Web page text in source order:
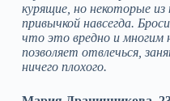
курящие, но некоторые из
привычкой навсегда.
что это вредно и многим
позволяет отвлечься,
ничего плохого.